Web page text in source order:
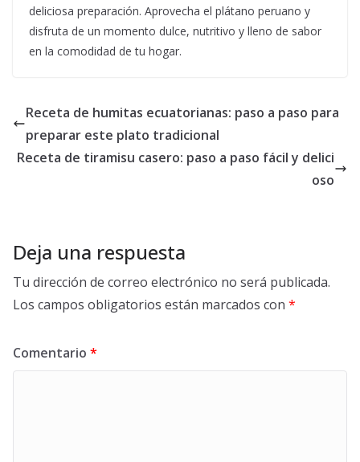
deliciosa preparación. Aprovecha el plátano peruano y
disfruta de un momento dulce, nutritivo y lleno de sabor
en la comodidad de tu hogar.
Receta de humitas ecuatorianas: paso a paso para
preparar este plato tradicional
Receta de tiramisu casero: paso a paso fácil y delici
oso
Deja una respuesta
Tu dirección de correo electrónico no será publicada.
Los campos obligatorios están marcados con *
Comentario *